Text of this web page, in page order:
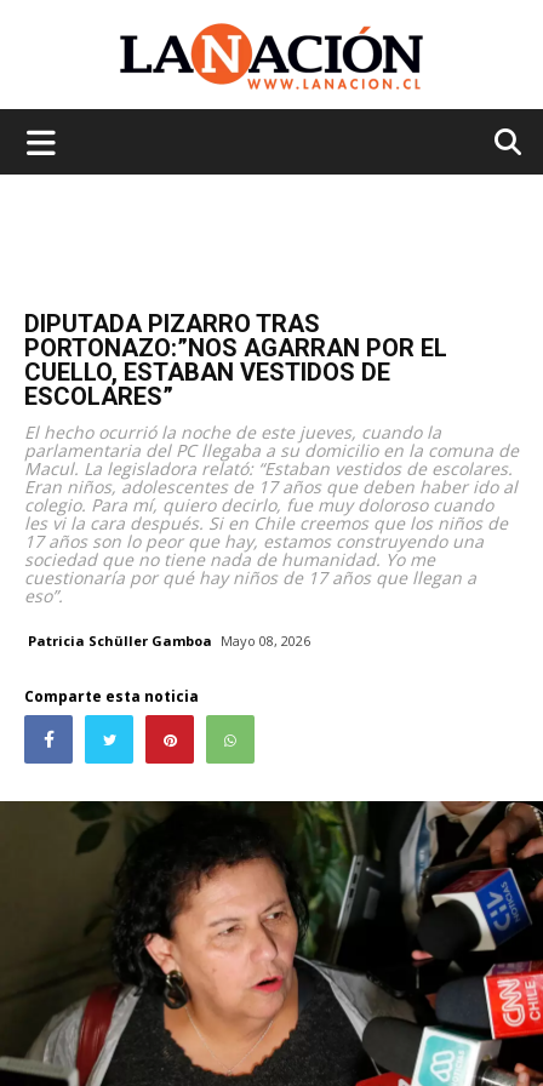
DIPUTADA PIZARRO TRAS
PORTONAZO:”NOS AGARRAN POR EL
CUELLO, ESTABAN VESTIDOS DE
ESCOLARES”
El hecho ocurrió la noche de este jueves, cuando la
parlamentaria del PC llegaba a su domicilio en la comuna de
Macul. La legisladora relató: “Estaban vestidos de escolares.
Eran niños, adolescentes de 17 años que deben haber ido al
colegio. Para mí, quiero decirlo, fue muy doloroso cuando
les vi la cara después. Si en Chile creemos que los niños de
17 años son lo peor que hay, estamos construyendo una
sociedad que no tiene nada de humanidad. Yo me
cuestionaría por qué hay niños de 17 años que llegan a
eso”.
Patricia Schüller Gamboa Mayo 08, 2026
Comparte esta noticia